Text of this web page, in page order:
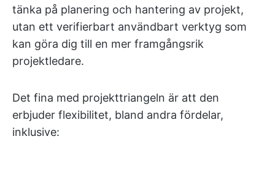
tänka på planering och hantering av projekt,
utan ett verifierbart användbart verktyg som
kan göra dig till en mer framgångsrik
projektledare.
Det fina med projekttriangeln är att den
erbjuder flexibilitet, bland andra fördelar,
inklusive: